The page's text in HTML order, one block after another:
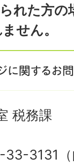
れた方
せん。
税務課
3131（